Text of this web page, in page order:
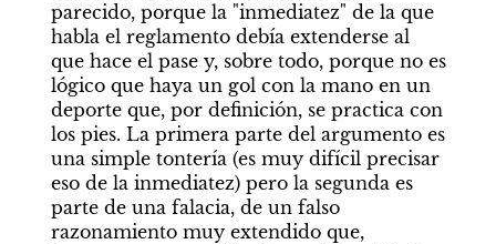
parecido, porque la "inmediatez" de la que
habla el reglamento debía extenderse al
que hace el pase y, sobre todo, porque no es
lógico que haya un gol con la mano en un
deporte que, por definición, se practica con
los pies. La primera parte del argumento es
una simple tontería (es muy difícil precisar
eso de la inmediatez) pero la segunda es
parte de una falacia, de un falso
razonamiento muy extendido que,